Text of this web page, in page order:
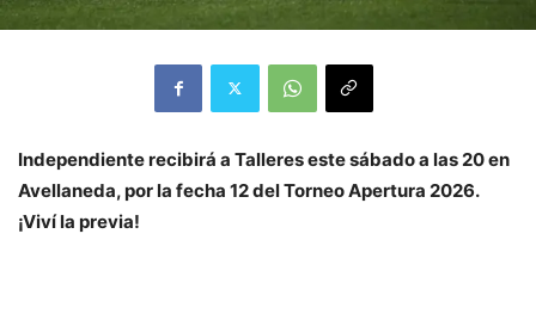
Independiente recibirá a Talleres este sábado a las 20 en
Avellaneda, por la fecha 12 del Torneo Apertura 2026.
¡Viví la previa!